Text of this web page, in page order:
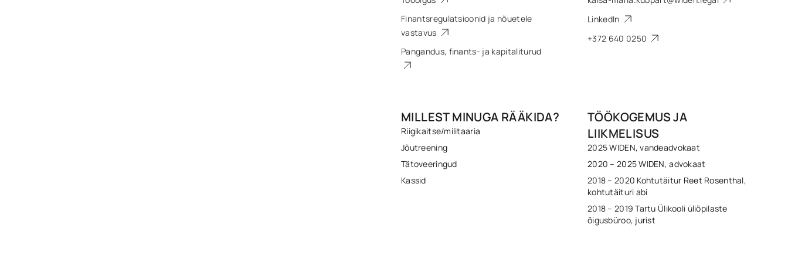
Finantsregulatsioonid ja nõuetele
vastavus
Pangandus, finants- ja kapitaliturud
LinkedIn
+372 640 0250
MILLEST MINUGA RÄÄKIDA?
Riigikaitse/militaaria
Jõutreening
Tätoveeringud
Kassid
TÖÖKOGEMUS JA
LIIKMELISUS
2025 WIDEN, vandeadvokaat
2020 – 2025 WIDEN, advokaat
2018 – 2020 Kohtutäitur Reet Rosenthal,
kohtutäituri abi
2018 – 2019 Tartu Ülikooli üliõpilaste
õigusbüroo, jurist